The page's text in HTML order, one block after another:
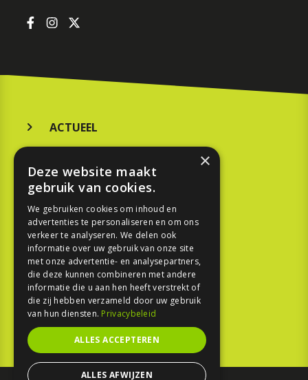
ACTUEEL
KOOPGIDS
TESTEN
SPORT
REPORTAGE
TOUREN
NIEUWSBRIEF
×
Deze website maakt
gebruik van cookies.
We gebruiken cookies om inhoud en
advertenties te personaliseren en om ons
verkeer te analyseren. We delen ook
informatie over uw gebruik van onze site
met onze advertentie- en analysepartners,
die deze kunnen combineren met andere
informatie die u aan hen heeft verstrekt of
die zij hebben verzameld door uw gebruik
van hun diensten. Privacybeleid
ALLES ACCEPTEREN
ALLES AFWIJZEN